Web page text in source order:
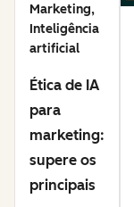
Marketing,
Inteligência
artificial
Ética de IA
para
marketing:
supere os
principais